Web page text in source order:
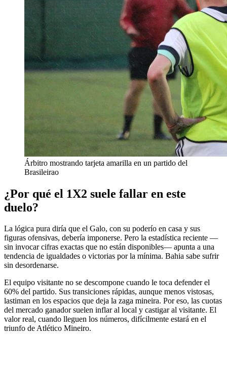
Árbitro mostrando tarjeta amarilla en un partido del
Brasileirao
¿Por qué el 1X2 suele fallar en este
duelo?
La lógica pura diría que el Galo, con su poderío en casa y sus
figuras ofensivas, debería imponerse. Pero la estadística reciente —
sin invocar cifras exactas que no están disponibles— apunta a una
tendencia de igualdades o victorias por la mínima. Bahia sabe sufrir
sin desordenarse.
El equipo visitante no se descompone cuando le toca defender el
60% del partido. Sus transiciones rápidas, aunque menos vistosas,
lastiman en los espacios que deja la zaga mineira. Por eso, las cuotas
del mercado ganador suelen inflar al local y castigar al visitante. El
valor real, cuando lleguen los números, difícilmente estará en el
triunfo de Atlético Mineiro.